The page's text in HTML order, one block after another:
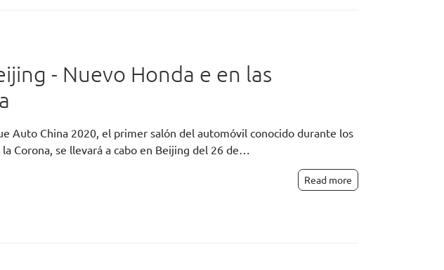
- Nuevo Honda e en las
Auto China 2020, el primer salón del automóvil conocido durante los
Corona, se llevará a cabo en Beijing del 26 de…
Read more